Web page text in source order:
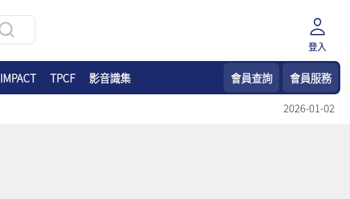
登入
IMPACT TPCF 影音識集 會員查詢 會員服務
2026-01-02